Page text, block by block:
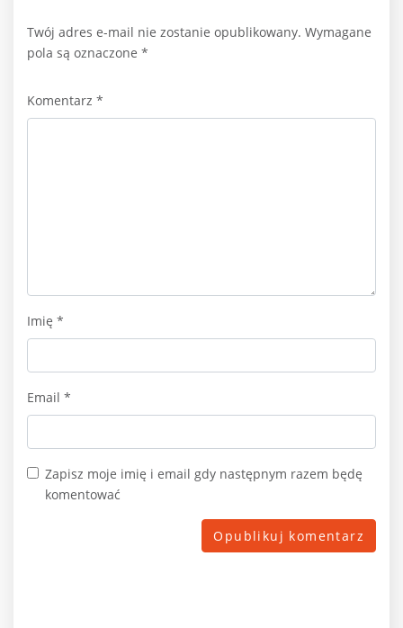
Twój adres e-mail nie zostanie opublikowany. Wymagane
pola są oznaczone *
Komentarz *
Imię *
Email *
Zapisz moje imię i email gdy następnym razem będę
komentować